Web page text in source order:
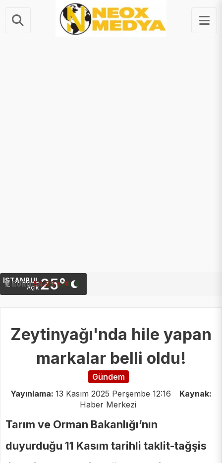
EURO 54.98 ₺
STERLIN 64.22 ₺
İSTANBUL
Açık25°
Zeytinyağı'nda hile yapan
markalar belli oldu!
Gündem
Yayınlama: 13 Kasım 2025 Perşembe 12:16
Kaynak:
Haber Merkezi
Tarım ve Orman Bakanlığı’nın
duyurduğu 11 Kasım tarihli taklit-tağşis